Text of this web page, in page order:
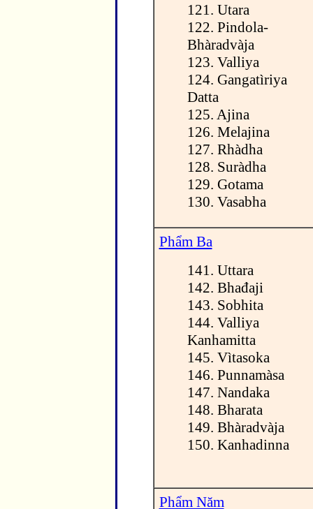
121. Utara
122. Pindola-
Bhàradvàja
123. Valliya
124. Gangatìriya
Datta
125. Ajina
126. Melajina
127. Rhàdha
128. Suràdha
129. Gotama
130. Vasabha
Phẩm Ba
141. Uttara
142. Bhađaji
143. Sobhita
144. Valliya
Kanhamitta
145. Vìtasoka
146. Punnamàsa
147. Nandaka
148. Bharata
149. Bhàradvàja
150. Kanhadinna
Phẩm Năm